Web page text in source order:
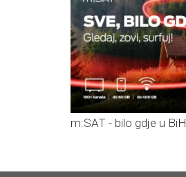
m:SAT - bilo gdje u BiH